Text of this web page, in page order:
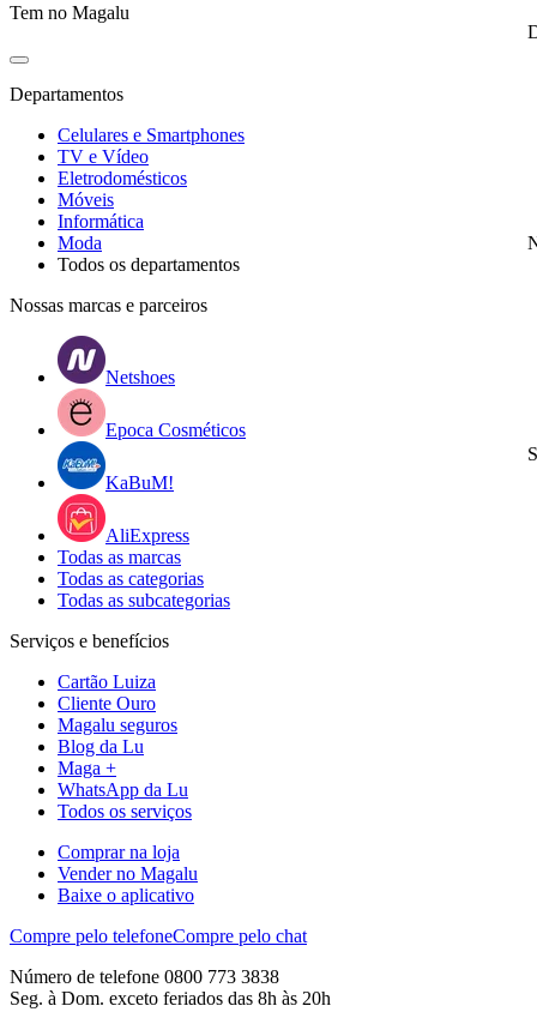
Tem no Magalu
Departamentos
Celulares e Smartphones
TV e Vídeo
Eletrodomésticos
Móveis
Informática
Moda
Todos os departamentos
Nossas marcas e parceiros
Netshoes
Epoca Cosméticos
KaBuM!
AliExpress
Todas as marcas
Todas as categorias
Todas as subcategorias
Serviços e benefícios
Cartão Luiza
Cliente Ouro
Magalu seguros
Blog da Lu
Maga +
WhatsApp da Lu
Todos os serviços
Comprar na loja
Vender no Magalu
Baixe o aplicativo
Compre pelo telefoneCompre pelo chat
Número de telefone 0800 773 3838
Seg. à Dom. exceto feriados das 8h às 20h